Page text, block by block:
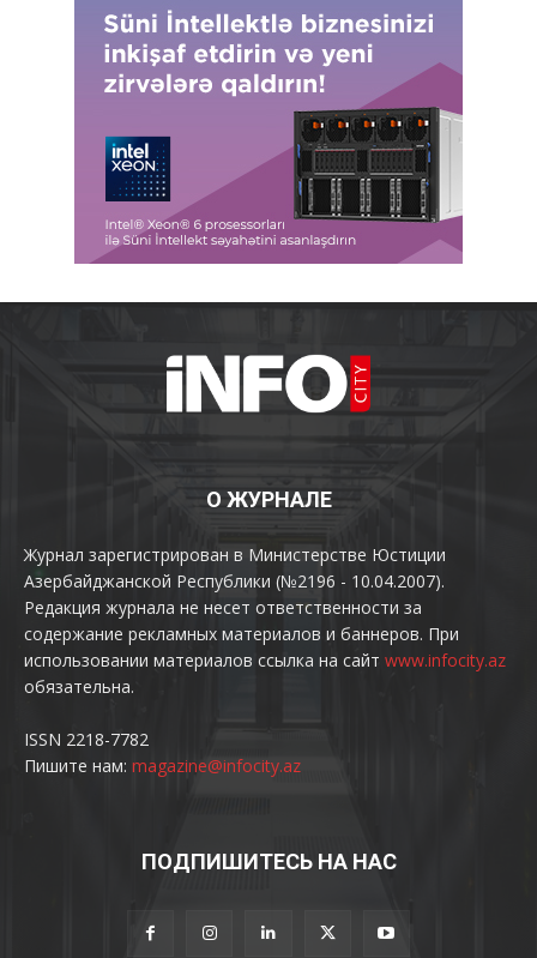
О ЖУРНАЛЕ
Журнал зарегистрирован в Министерстве Юстиции
Азербайджанской Республики (№2196 - 10.04.2007).
Редакция журнала не несет ответственности за
содержание рекламных материалов и баннеров. При
использовании материалов ссылка на сайт www.infocity.az
обязательна.
ISSN 2218-7782
Пишите нам: magazine@infocity.az
ПОДПИШИТЕСЬ НА НАС